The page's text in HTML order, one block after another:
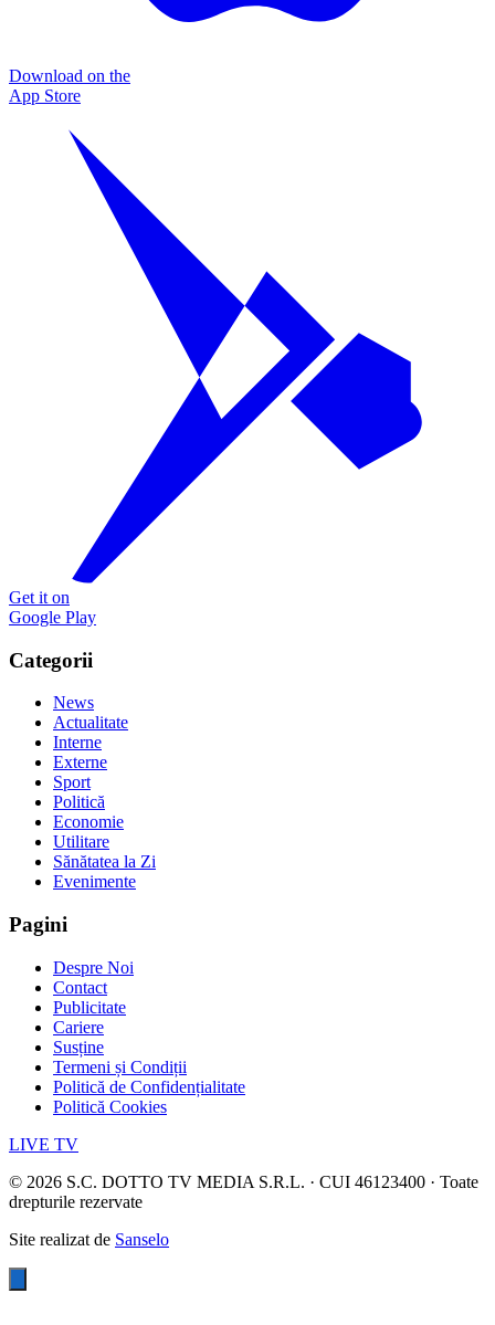
Download on the
App Store
Get it on
Google Play
Categorii
News
Actualitate
Interne
Externe
Sport
Politică
Economie
Utilitare
Sănătatea la Zi
Evenimente
Pagini
Despre Noi
Contact
Publicitate
Cariere
Susține
Termeni și Condiții
Politică de Confidențialitate
Politică Cookies
LIVE TV
© 2026 S.C. DOTTO TV MEDIA S.R.L. · CUI 46123400 · Toate
drepturile rezervate
Site realizat de Sanselo